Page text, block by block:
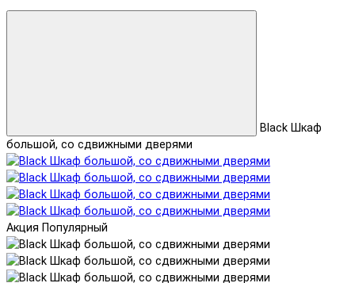
Black Шкаф
большой, со сдвижными дверями
Акция Популярный